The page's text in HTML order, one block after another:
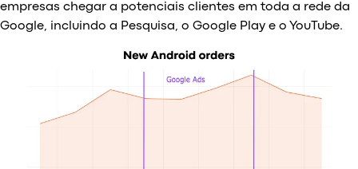
empresas chegar a potenciais clientes em toda a rede da
Google, incluindo a Pesquisa, o Google Play e o YouTube.